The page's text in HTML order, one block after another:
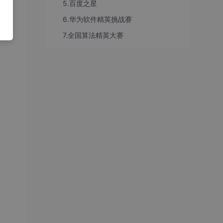
5.百度之星
6.华为软件精英挑战赛
7.全国算法精英大赛